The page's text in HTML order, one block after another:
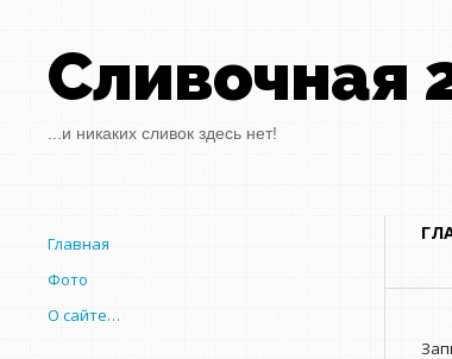
Сливочная
...и никаких сливок здесь нет!
Главная
Фото
О сайте…